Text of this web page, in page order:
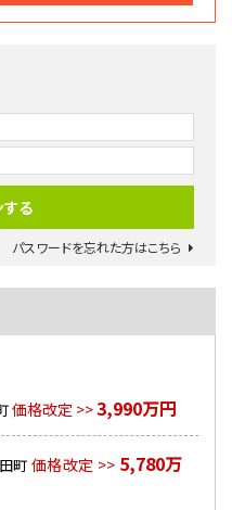
パスワードを忘れた方はこちら
価格改定 >>3,990万円
町 価格改定 >> 5,780万